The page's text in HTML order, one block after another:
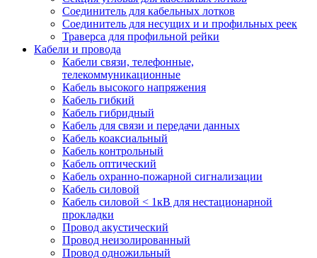
Соединитель для кабельных лотков
Соединитель для несущих и и профильных реек
Траверса для профильной рейки
Кабели и провода
Кабели связи, телефонные,
телекоммуникационные
Кабель высокого напряжения
Кабель гибкий
Кабель гибридный
Кабель для связи и передачи данных
Кабель коаксиальный
Кабель контрольный
Кабель оптический
Кабель охранно-пожарной сигнализации
Кабель силовой
Кабель силовой < 1кВ для нестационарной
прокладки
Провод акустический
Провод неизолированный
Провод одножильный